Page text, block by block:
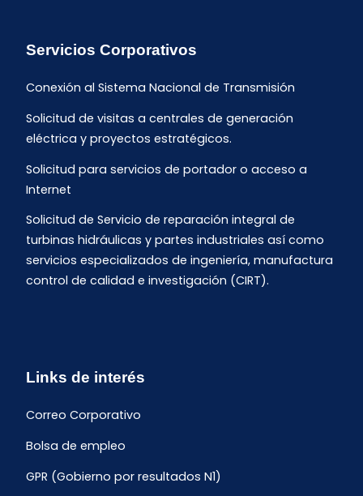
Servicios Corporativos
Conexión al Sistema Nacional de Transmisión
Solicitud de visitas a centrales de generación
eléctrica y proyectos estratégicos.
Solicitud para servicios de portador o acceso a
Internet
Solicitud de Servicio de reparación integral de
turbinas hidráulicas y partes industriales así como
servicios especializados de ingeniería, manufactura
control de calidad e investigación (CIRT).
Links de interés
Correo Corporativo
Bolsa de empleo
GPR (Gobierno por resultados N1)